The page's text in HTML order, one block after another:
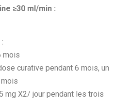
≥30 ml/min :
mois
curative pendant 6 mois, un
mg X2/ jour pendant les trois